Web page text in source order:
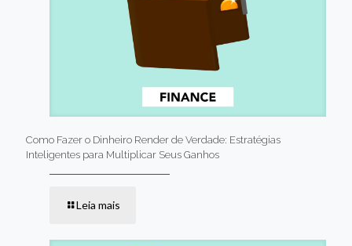
Como Fazer o Dinheiro Render de Verdade: Estratégias
Inteligentes para Multiplicar Seus Ganhos
Leia mais